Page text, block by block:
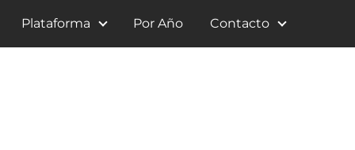
Plataforma Por Año Contacto